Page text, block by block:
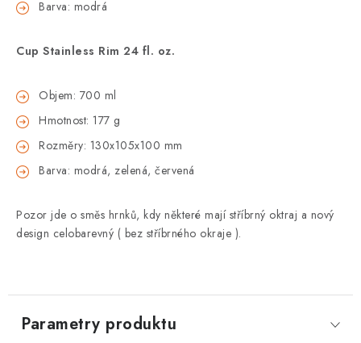
Barva: modrá
Cup Stainless Rim 24 fl. oz.
Objem: 700 ml
Hmotnost: 177 g
Rozměry: 130x105x100 mm
Barva: modrá, zelená, červená
Pozor jde o směs hrnků, kdy některé mají stříbrný oktraj a nový
design celobarevný ( bez stříbrného okraje ).
Parametry produktu